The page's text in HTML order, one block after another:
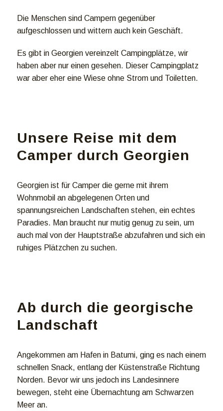
Die Menschen sind Campern gegenüber
aufgeschlossen und wittern auch kein Geschäft.
Es gibt in Georgien vereinzelt Campingplätze, wir
haben aber nur einen gesehen. Dieser Campingplatz
war aber eher eine Wiese ohne Strom und Toiletten.
Unsere Reise mit dem
Camper durch Georgien
Georgien ist für Camper die gerne mit ihrem
Wohnmobil an abgelegenen Orten und
spannungsreichen Landschaften stehen, ein echtes
Paradies. Man braucht nur mutig genug zu sein, um
auch mal von der Hauptstraße abzufahren und sich ein
ruhiges Plätzchen zu suchen.
Ab durch die georgische
Landschaft
Angekommen am Hafen in Batumi, ging es nach einem
schnellen Snack, entlang der Küstenstraße Richtung
Norden. Bevor wir uns jedoch ins Landesinnere
bewegen, steht eine Übernachtung am Schwarzen
Meer an.